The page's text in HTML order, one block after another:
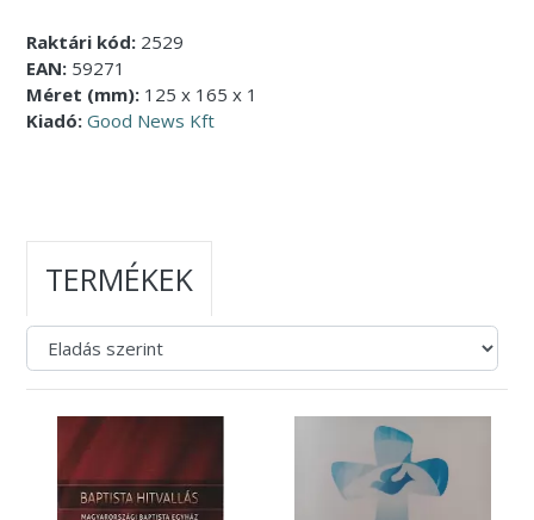
Raktári kód: 2529
EAN: 59271
Méret (mm): 125 x 165 x 1
Kiadó: Good News Kft
TERMÉKEK